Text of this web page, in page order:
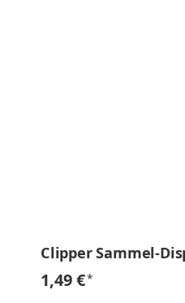
Clipper Sammel-
1,49 €*